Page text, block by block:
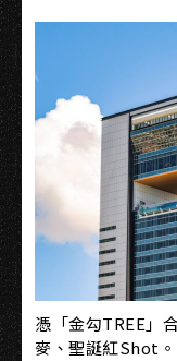
憑「金勾TREE」
麥、聖誕紅Shot。